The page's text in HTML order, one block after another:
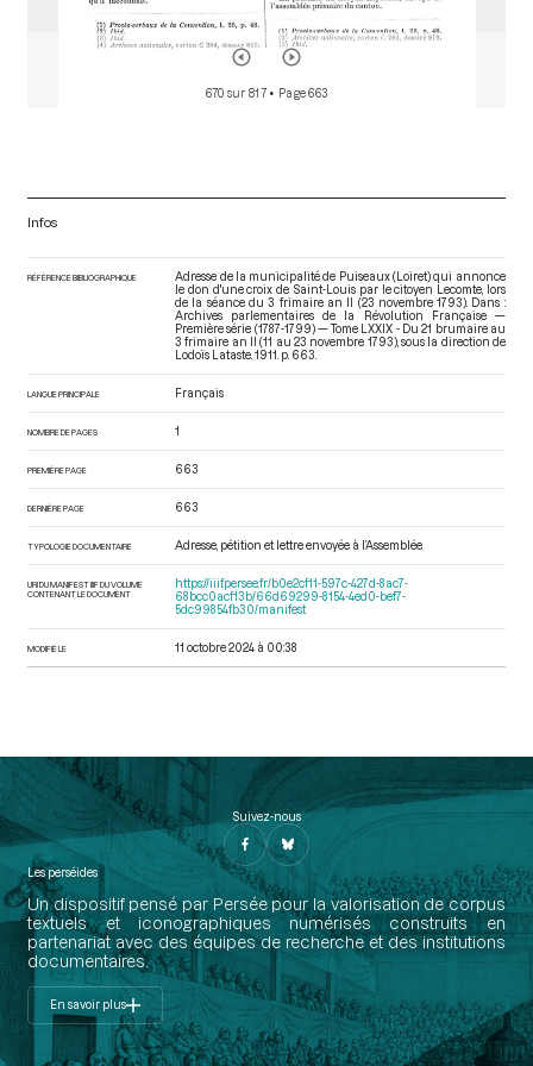
670 sur 817 • Page 663
Infos
RÉFÉRENCE BIBLIOGRAPHIQUE
Adresse de la municipalité de Puiseaux (Loiret) qui annonce
le don d'une croix de Saint-Louis par le citoyen Lecomte, lors
de la séance du 3 frimaire an II (23 novembre 1793). Dans :
Archives parlementaires de la Révolution Française —
Première série (1787-1799) — Tome LXXIX - Du 21 brumaire au
3 frimaire an II (11 au 23 novembre 1793), sous la direction de
Lodoïs Lataste. 1911. p. 663.
LANGUE PRINCIPALE Français
NOMBRE DE PAGES 1
PREMIÈRE PAGE 663
DERNIÈRE PAGE 663
TYPOLOGIE DOCUMENTAIRE Adresse, pétition et lettre envoyée à l’Assemblée
URI DU MANIFEST IIIF DU VOLUME
CONTENANT LE DOCUMENT
https://iiif.persee.fr/b0e2cf11-597c-427d-8ac7-
68bcc0acf13b/66d69299-8154-4ed0-bef7-
5dc99854fb30/manifest
MODIFIÉ LE 11 octobre 2024 à 00:38
Suivez-nous
Les perséides
Un dispositif pensé par Persée pour la valorisation de corpus
textuels et iconographiques numérisés construits en
partenariat avec des équipes de recherche et des institutions
documentaires.
En savoir plus